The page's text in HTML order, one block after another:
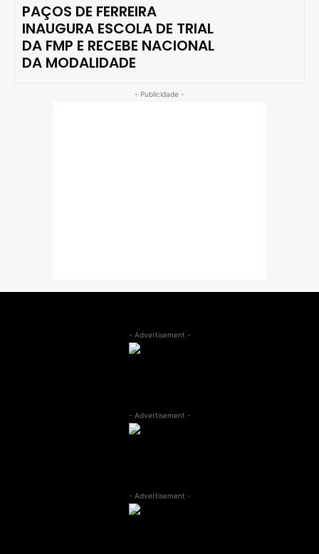
PAÇOS DE FERREIRA
INAUGURA ESCOLA DE TRIAL
DA FMP E RECEBE NACIONAL
DA MODALIDADE
- Publicidade -
- Advertisement -
- Advertisement -
- Advertisement -